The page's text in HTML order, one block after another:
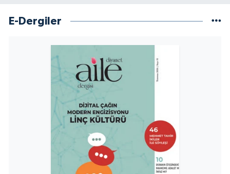
E-Dergiler
Mardin Müftülüğü
Muğla Müftülüğü
Muş Müftülüğü
Nevşehir Müftülüğü
Niğde Müftülüğü